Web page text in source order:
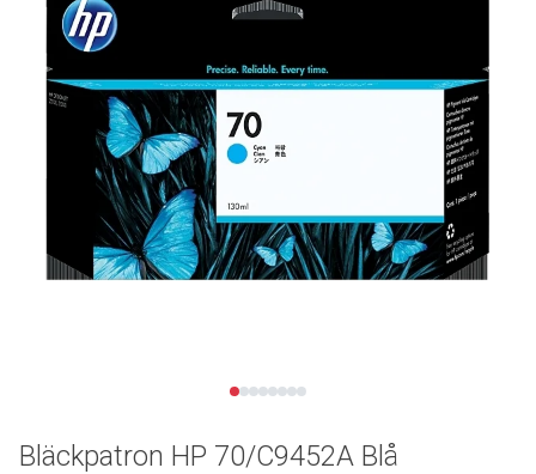
Bläckpatron HP 70/C9452A Blå